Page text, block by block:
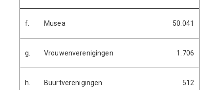
f. Musea 50.041
g. Vrouwenverenigingen 1.706
h. Buurtverenigingen 512